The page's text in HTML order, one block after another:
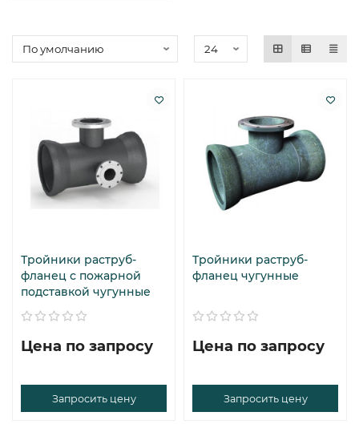
Тройники раструб-
фланец с пожарной
подставкой чугунные
Цена по запросу
Запросить цену
Тройники раструб-
фланец чугунные
Цена по запросу
Запросить цену